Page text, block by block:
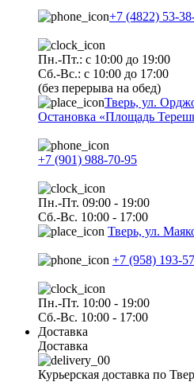
+7 (4822) 53-
Пн.-Пт.: с 10:00 до 19:00
Сб.-Вс.: с 10:00 до 17:00
(без перерыва на обед)
Тверь, ул.
Остановка «Площадь
+7 (901) 988-70-95
Пн.-Пт. 09:00 - 19:00
Сб.-Вс. 10:00 - 17:00
Тверь, ул.
+7 (958) 193-
Пн.-Пт. 10:00 - 19:00
Сб.-Вс. 10:00 - 17:00
Доставка
Доставка
Курьерская доставка по